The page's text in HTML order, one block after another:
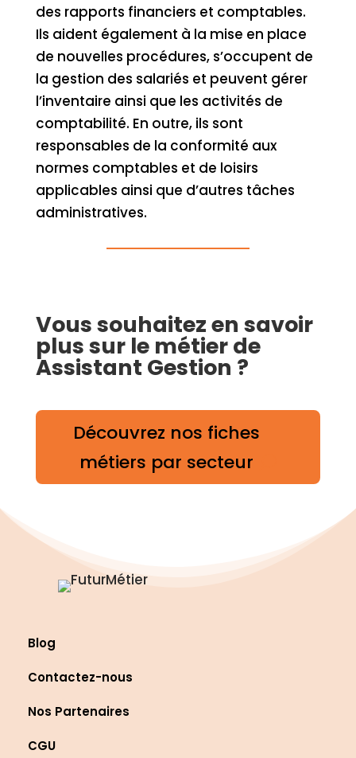
des rapports financiers et comptables.
Ils aident également à la mise en place
de nouvelles procédures, s’occupent de
la gestion des salariés et peuvent gérer
l’inventaire ainsi que les activités de
comptabilité. En outre, ils sont
responsables de la conformité aux
normes comptables et de loisirs
applicables ainsi que d’autres tâches
administratives.
Vous souhaitez en savoir
plus sur le métier de
Assistant Gestion ?
Découvrez nos fiches
métiers par secteur
Blog
Contactez-nous
Nos Partenaires
CGU